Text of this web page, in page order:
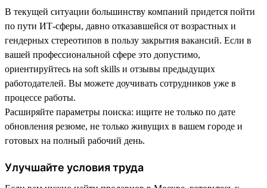
В текущей ситуации большинству компаний придется пойти
по пути ИТ-сферы, давно отказавшейся от возрастных и
гендерных стереотипов в пользу закрытия вакансий. Если в
вашей профессиональной сфере это допустимо,
ориентируйтесь на soft skills и отзывы предыдущих
работодателей. Вы можете доучивать сотрудников уже в
процессе работы.
Расширяйте параметры поиска: ищите не только по дате
обновления резюме, не только живущих в вашем городе и
готовых на полный рабочий день.
Улучшайте условия труда